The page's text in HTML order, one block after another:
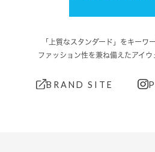
「上質なスタンダード」をキーワ
ファッション性を兼ね備えたアイ
BRAND SITE